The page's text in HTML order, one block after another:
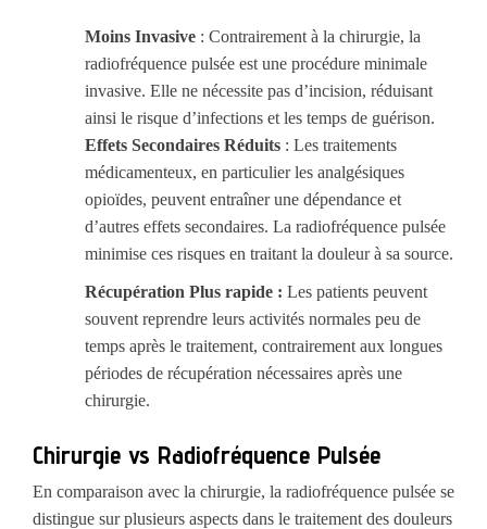
Moins Invasive : Contrairement à la chirurgie, la
radiofréquence pulsée est une procédure minimale
invasive. Elle ne nécessite pas d’incision, réduisant
ainsi le risque d’infections et les temps de guérison.
Effets Secondaires Réduits : Les traitements
médicamenteux, en particulier les analgésiques
opioïdes, peuvent entraîner une dépendance et
d’autres effets secondaires. La radiofréquence pulsée
minimise ces risques en traitant la douleur à sa source.
Récupération Plus rapide : Les patients peuvent
souvent reprendre leurs activités normales peu de
temps après le traitement, contrairement aux longues
périodes de récupération nécessaires après une
chirurgie.
Chirurgie vs Radiofréquence Pulsée
En comparaison avec la chirurgie, la radiofréquence pulsée se
distingue sur plusieurs aspects dans le traitement des douleurs